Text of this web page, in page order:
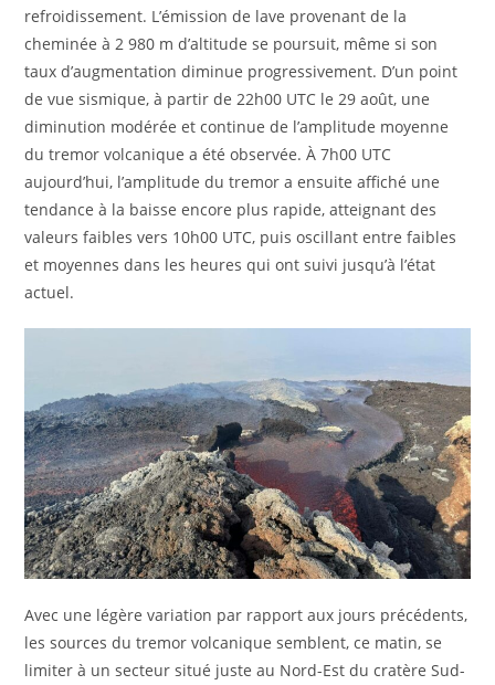
refroidissement. L’émission de lave provenant de la
cheminée à 2 980 m d’altitude se poursuit, même si son
taux d’augmentation diminue progressivement. D’un point
de vue sismique, à partir de 22h00 UTC le 29 août, une
diminution modérée et continue de l’amplitude moyenne
du tremor volcanique a été observée. À 7h00 UTC
aujourd’hui, l’amplitude du tremor a ensuite affiché une
tendance à la baisse encore plus rapide, atteignant des
valeurs faibles vers 10h00 UTC, puis oscillant entre faibles
et moyennes dans les heures qui ont suivi jusqu’à l’état
actuel.
Avec une légère variation par rapport aux jours précédents,
les sources du tremor volcanique semblent, ce matin, se
limiter à un secteur situé juste au Nord-Est du cratère Sud-